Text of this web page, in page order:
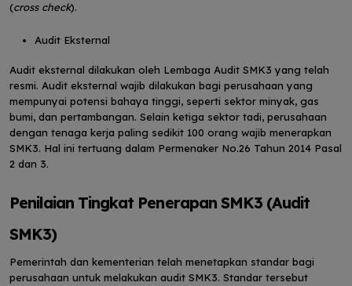
(cross check).
Audit Eksternal
Audit eksternal dilakukan oleh Lembaga Audit SMK3 yang telah
resmi. Audit eksternal wajib dilakukan bagi perusahaan yang
mempunyai potensi bahaya tinggi, seperti sektor minyak, gas
bumi, dan pertambangan. Selain ketiga sektor tadi, perusahaan
dengan tenaga kerja paling sedikit 100 orang wajib menerapkan
SMK3. Hal ini tertuang dalam Permenaker No.26 Tahun 2014 Pasal
2 dan 3.
Penilaian Tingkat Penerapan SMK3 (Audit
SMK3)
Pemerintah dan kementerian telah menetapkan standar bagi
perusahaan untuk melakukan audit SMK3. Standar tersebut